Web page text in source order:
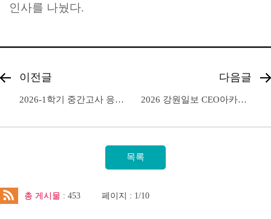
인사를 나눴다.
이전글
2026-1학기 중간고사 응원 '천원의 아침밥' 이벤트
다음글
2026 강원일보 CEO아카데미 강연
총 게시물 : 453 페이지 : 1/10